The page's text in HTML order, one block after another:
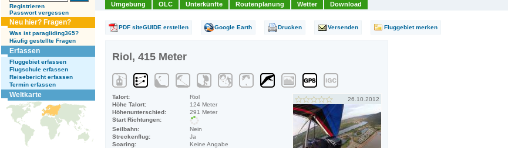
Registrieren
Passwort vergessen
Neu hier? Fragen?
Was ist paragliding365?
Häufig gestellte Fragen
Erfassen
Fluggebiet erfassen
Flugschule erfassen
Reisebericht erfassen
Termin erfassen
Weltkarte
Umgebung
OLC Unterkünfte Routenplanung Wetter Download
PDF siteGUIDE erstellen Google Earth Drucken Versenden Fluggebiet merken
Riol, 415 Meter
Talort:
Riol
Höhe Talort:
124 Meter
Höhenunterschied:
291 Meter
Start Richtungen:
Seilbahn:
Nein
Streckenflug:
Ja
Soaring:
Keine Angabe
26.10.2012